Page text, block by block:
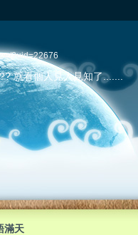
?uid=22676
就看個人見人見知了.......
滿天